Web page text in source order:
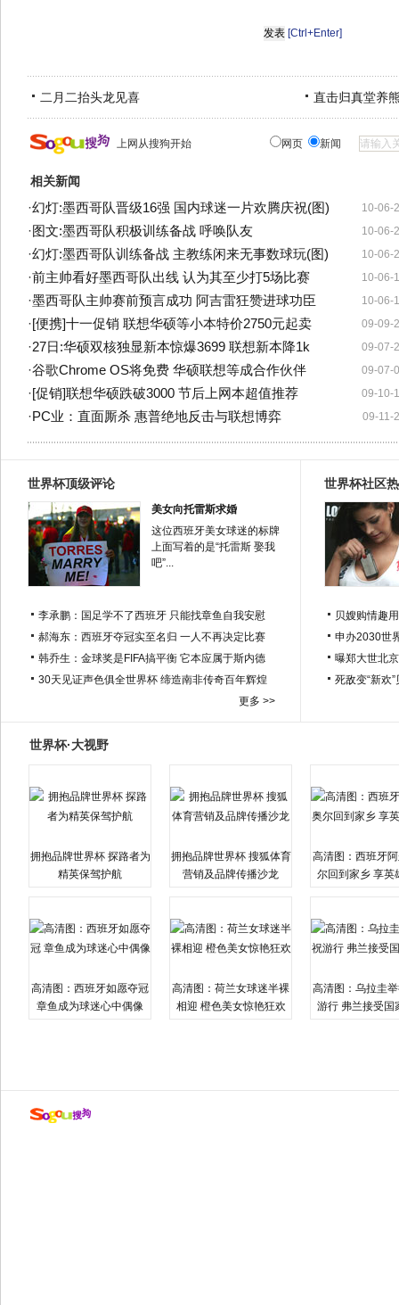
[Ctrl+Enter]
二月二抬头龙见喜 直击归真堂养
上网从搜狗开始 网页 新闻
相关新闻
10-06-
·幻灯:墨西哥队晋级16强 国内球迷一片欢腾庆祝(图)
10-06-
· 图文:墨西哥队积极训练备战 呼唤队友
10-06-
·幻灯:墨西哥队训练备战 主教练闲来无事数球玩(图)
10-06-
·前主帅看好墨西哥队出线 认为其至少打5场比赛
10-06-
·墨西哥队主帅赛前预言成功 阿吉雷狂赞进球功臣
09-09-
·[便携]十一促销 联想华硕等小本特价2750元起卖
09-07-
·27日:华硕双核独显新本惊爆3699 联想新本降1k
09-07-
·谷歌Chrome OS将免费 华硕联想等成合作伙伴
09-10-
·[促销]联想华硕跌破3000 节后上网本超值推荐
09-11-
·PC业：直面厮杀 惠普绝地反击与联想博弈
世界杯顶级评论
美女向托雷斯求婚
这位西班牙美女球迷的标牌
上面写着的是“托雷斯 娶我
吧”...
李承鹏：国足学不了西班牙 只能找章鱼自我安慰
郝海东：西班牙夺冠实至名归 一人不再决定比赛
韩乔生：金球奖是FIFA搞平衡 它本应属于斯内德
30天见证声色俱全世界杯 缔造南非传奇百年辉煌
更多 >>
世界杯社区
贝嫂购情趣
申办2030世
曝郑大世北
死敌变“新欢
世界杯·大视野
拥抱品牌世界杯 探路者为
精英保驾护航
拥抱品牌世界杯 搜狐体育
营销及品牌传播沙龙
高清图：西班牙
尔回到家乡 享英
高清图：西班牙如愿夺冠
章鱼成为球迷心中偶像
高清图：荷兰女球迷半裸
相迎 橙色美女惊艳狂欢
高清图：乌拉圭
游行 弗兰接受国